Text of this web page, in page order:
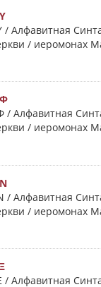
Алфавитная
/ иеромонах
Алфавитная
/ иеромонах
Алфавитная
/ иеромонах
Алфавитная